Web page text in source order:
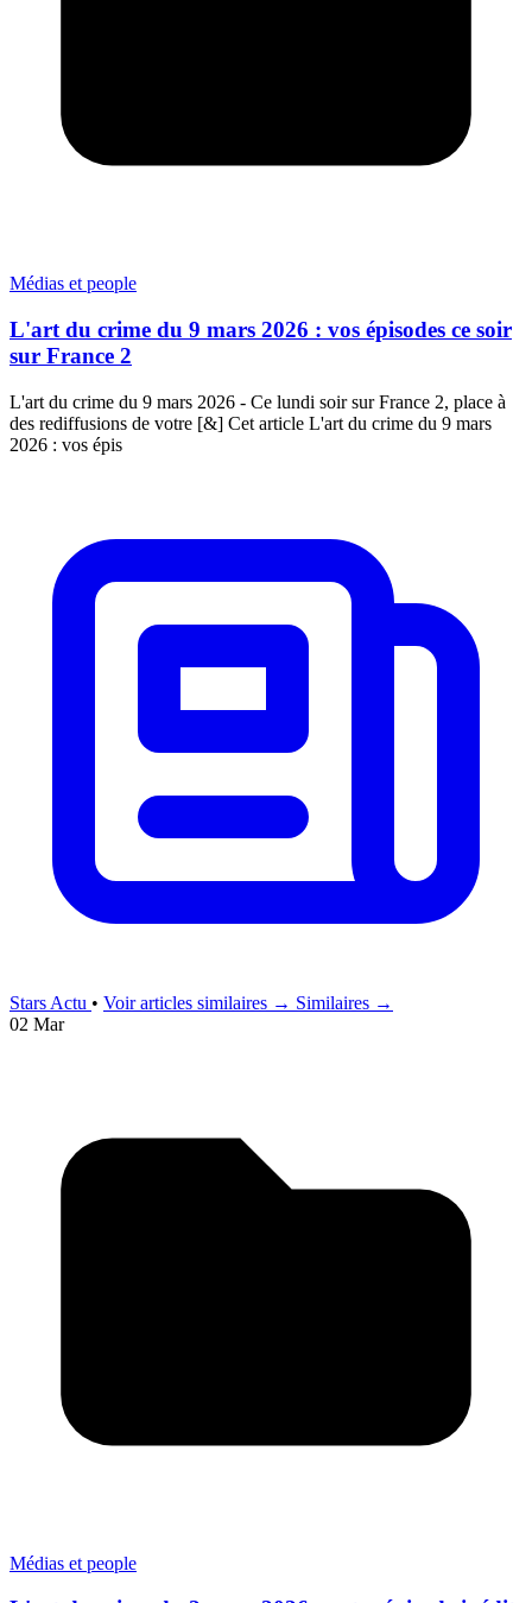
Médias et people
L'art du crime du 9 mars 2026 : vos épisodes ce soir
sur France 2
L'art du crime du 9 mars 2026 - Ce lundi soir sur France 2, place à
des rediffusions de votre [&] Cet article L'art du crime du 9 mars
2026 : vos épis
Stars Actu • Voir articles similaires → Similaires →
02 Mar
Médias et people